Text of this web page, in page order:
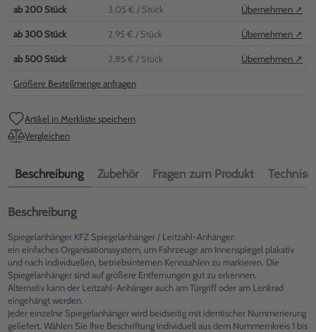
ab 200 Stück 3,05 € / Stück Übernehmen ↗
ab300 Stück 2,95 € / Stück Übernehmen ↗
ab 500 Stück 2,85 € / Stück Übernehmen ↗
Größere Bestellmenge anfragen
Artikel in Merkliste speichern
Vergleichen
Beschreibung Zubehör Fragen zum Produkt
Beschreibung
Spiegelanhänger KFZ Spiegelanhänger / Leitzahl-Anhänger:
ein einfaches Organisationssystem, um Fahrzeuge am Innenspiegel plakativ
und nach individuellen, betriebsinternen Kennzahlen zu markieren. Die
Spiegelanhänger sind auf größere Entfernungen gut zu erkennen.
Alternativ kann der Leitzahl-Anhänger auch am Türgriff oder am Lenkrad
eingehängt werden.
Jeder einzelne Spiegelanhänger wird beidseitig mit identischer Nummerierung
geliefert. Wählen Sie Ihre Beschriftung individuell aus dem Nummernkreis 1 bis